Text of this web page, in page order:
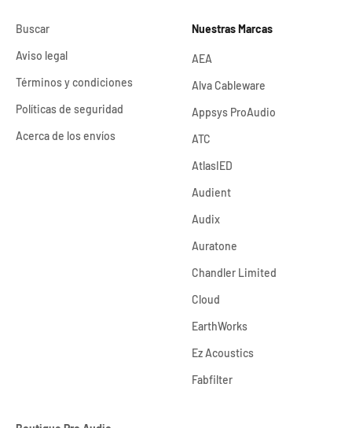
Buscar
Aviso legal
Términos y condiciones
Políticas de seguridad
Acerca de los envíos
Nuestras Marcas
AEA
Alva Cableware
Appsys ProAudio
ATC
AtlasIED
Audient
Audix
Auratone
Chandler Limited
Cloud
EarthWorks
Ez Acoustics
Fabfilter